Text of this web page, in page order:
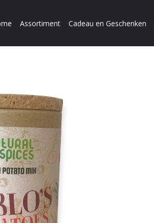
Assortiment Cadeau en Geschenken